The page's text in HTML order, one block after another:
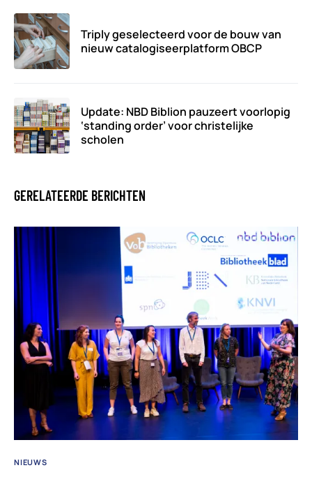
Triply geselecteerd voor de bouw van
nieuw catalogiseerplatform OBCP
Update: NBD Biblion pauzeert voorlopig
‘standing order’ voor christelijke
scholen
GERELATEERDE BERICHTEN
NIEUWS